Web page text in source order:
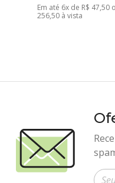
Em até 6x de R$ 47,50
256,50 à vista